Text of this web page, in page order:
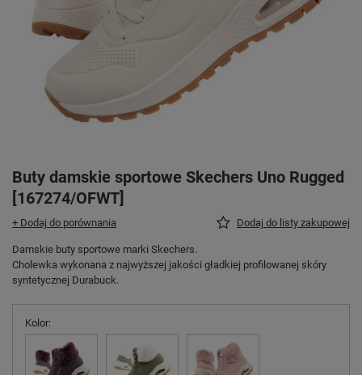
Buty damskie sportowe Skechers Uno Rugged
[167274/OFWT]
+ Dodaj do porównania Dodaj do listy zakupowej
Damskie buty sportowe marki Skechers.
Cholewka wykonana z najwyższej jakości gładkiej profilowanej skóry
syntetycznej Durabuck.
Kolor